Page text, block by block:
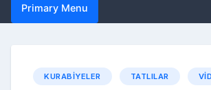
Primary Menu
KURABIYELER TATLILAR